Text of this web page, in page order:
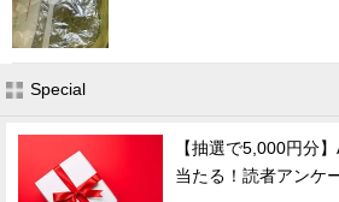
Special
【抽選で5,000円分
当たる！読者アンケ